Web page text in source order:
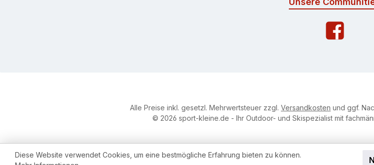
Alle Preise inkl. gesetzl. Mehrwertsteuer zzgl. Versandkosten und ggf.
© 2026 sport-kleine.de - Ihr Outdoor- und Skispezialist mit
Diese Website verwendet Cookies, um eine bestmögliche Erfahrung bieten zu können.